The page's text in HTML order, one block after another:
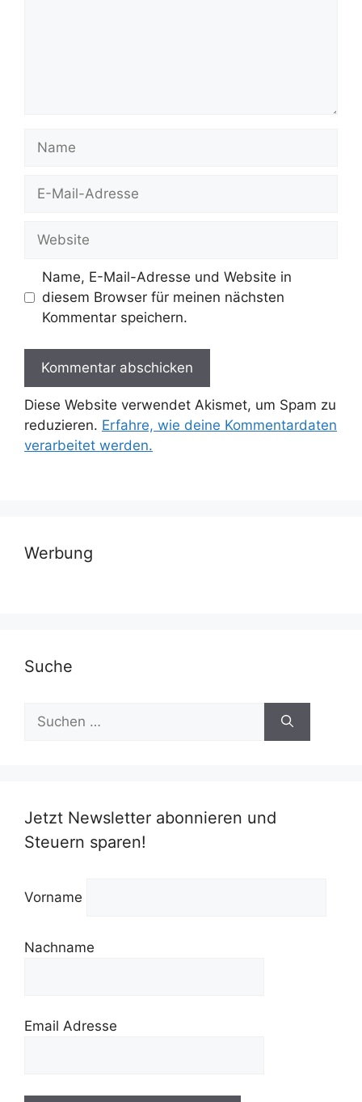
Name
Website
Name, E-Mail-Adresse und Website in
diesem Browser für meinen nächsten
Kommentar speichern.
Diese Website verwendet Akismet, um Spam zu
reduzieren. Erfahre, wie deine Kommentardaten
verarbeitet werden.
Werbung
Suche
Suchen
nach:
Jetzt Newsletter abonnieren und
Steuern sparen!
Vorname
Nachname
Email Adresse